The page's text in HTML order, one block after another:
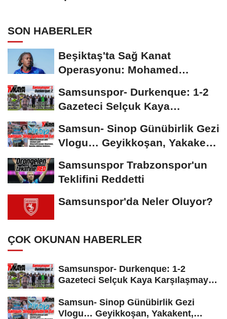
SON HABERLER
Beşiktaş'ta Sağ Kanat
Operasyonu: Mohamed
Samsunspor- Durkenque: 1-2
Gazeteci Selçuk Kaya
Samsun- Sinop Günübirlik Gezi
Vlogu… Geyikkoşan, Yakakent,
Samsunspor Trabzonspor'un
Teklifini Reddetti
Samsunspor'da Neler Oluyor?
ÇOK OKUNAN HABERLER
Samsunspor- Durkenque: 1-2
Gazeteci Selçuk Kaya Karşılaşmayı
Samsun- Sinop Günübirlik Gezi
Vlogu… Geyikkoşan, Yakakent,